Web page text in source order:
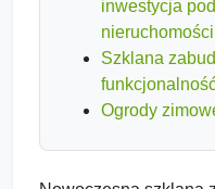
inwestycja
nieruchomości
Szklana
Ogrody